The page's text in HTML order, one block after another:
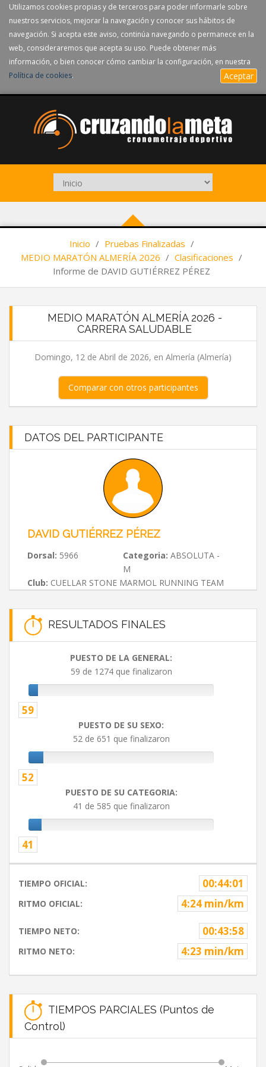
Utilizamos cookies propias y de terceros para poder informarle sobre
nuestros servicios, mejorar la navegación y conocer sus hábitos de
navegación. Si acepta este aviso, continúa navegando o permanece en la
web, consideraremos que acepta su uso. Puede obtener más
información, o bien conocer cómo cambiar la configuración, en nuestra
Política de cookies. Aceptar
Inicio / Pruebas Finalizadas /
MEDIO MARATÓN ALMERÍA 2026 / Clasificaciones /
Informe de DAVID GUTIÉRREZ PÉREZ
MEDIO MARATÓN ALMERÍA 2026 -
CARRERA SALUDABLE
Domingo, 12 de Abril de 2026, en Almería (Almería)
Comparar con otros participantes
DATOS DEL PARTICIPANTE
DAVID GUTIÉRREZ PÉREZ
Dorsal: 5966 Categoria: ABSOLUTA -
M
Club: CUELLAR STONE MARMOL RUNNING TEAM
RESULTADOS FINALES
PUESTO DE LA GENERAL:
59 de 1274 que finalizaron
59
PUESTO DE SU SEXO:
52 de 651 que finalizaron
52
PUESTO DE SU CATEGORIA:
41 de 585 que finalizaron
41
TIEMPO OFICIAL: 00:44:01
RITMO OFICIAL: 4:24 min/km
TIEMPO NETO: 00:43:58
RITMO NETO: 4:23 min/km
TIEMPOS PARCIALES (Puntos de
Control)